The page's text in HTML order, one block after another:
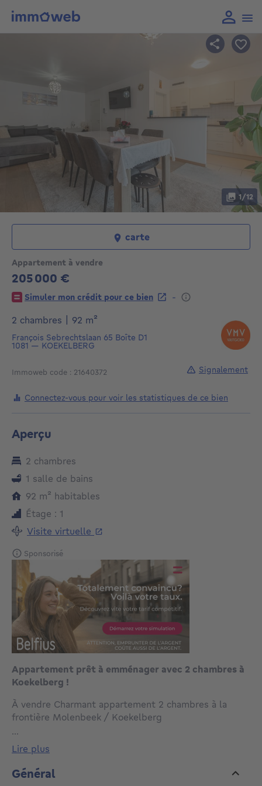
Appartement à vendre
205 000 €
205000€
Simuler mon crédit pour ce bien
-
2 chambres
92 m²
François Sebrechtslaan 65 Boîte D1
1081— KOEKELBERG
Immoweb code : 21640372
1/12
carte
Connectez-vous pour voir les statistiques de ce bien
Signalement
Aperçu
2 chambres
1 salle de bains
92 m² mètres carrés
habitables
Étage : 1
Visite virtuelle
Sponsorisé
Appartement prêt à emménager avec 2 chambres à
Koekelberg !
À vendre Charmant appartement 2 chambres à la
frontière Molenbeek / Koekelberg
Bienvenue dans votre nouveau chez-vous, situé
Avenue François Sebrechts, à cheval entre le
dynamisme de Molenbeek et l'atmosphère
résidentielle de Koekelberg. Cet appartement
...
lire plus
Général